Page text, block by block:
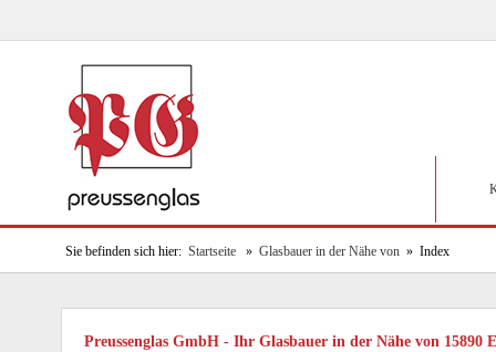
Sie befinden sich hier: Startseite » Glasbauer in der Nähe von » Index
Preussenglas GmbH - Ihr Glasbauer in der Nähe von 15890